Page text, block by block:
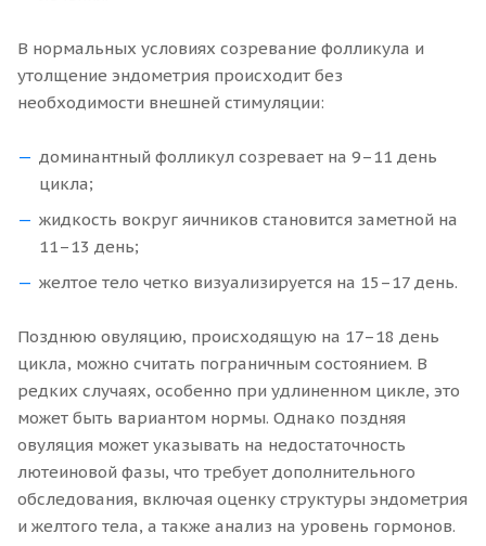
В нормальных условиях созревание фолликула и
утолщение эндометрия происходит без
необходимости внешней стимуляции:
доминантный фолликул созревает на 9–11 день
цикла;
жидкость вокруг яичников становится заметной на
11–13 день;
желтое тело четко визуализируется на 15–17 день.
Позднюю овуляцию, происходящую на 17–18 день
цикла, можно считать пограничным состоянием. В
редких случаях, особенно при удлиненном цикле, это
может быть вариантом нормы. Однако поздняя
овуляция может указывать на недостаточность
лютеиновой фазы, что требует дополнительного
обследования, включая оценку структуры эндометрия
и желтого тела, а также анализ на уровень гормонов.